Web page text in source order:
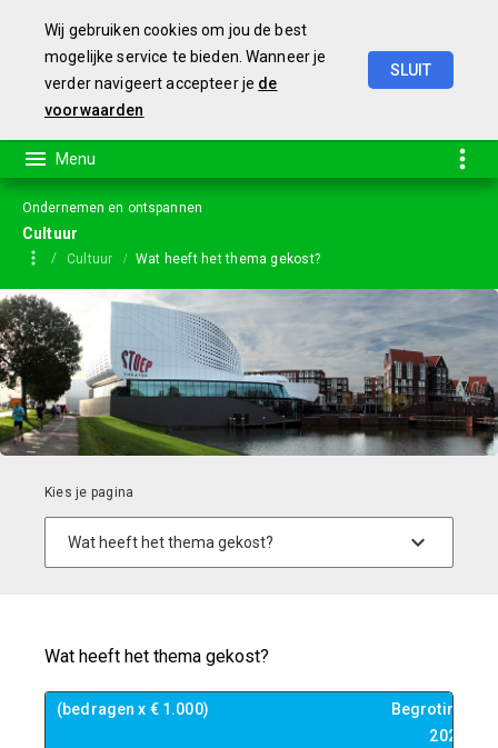
Wij gebruiken cookies om jou de best
mogelijke service te bieden. Wanneer je
verder navigeert accepteer je de
voorwaarden
SLUIT
Ondernemen en ontspannen
Cultuur
Cultuur Wat heeft het thema gekost?
Wat heeft het thema gekost?
(bedragen x € 1.000)
Begroting
2023